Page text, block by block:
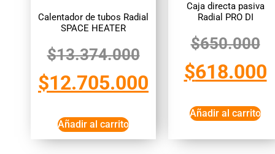
Calentador de tubos Radial
SPACE HEATER
$13.374.000
$12.705.000
Añadir al carrito
Caja directa pasiva
Radial PRO DI
$650.000
$618.000
Añadir al carrito